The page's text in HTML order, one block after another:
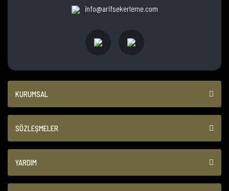
info@arifsekerleme.com
KURUMSAL
SÖZLEŞMELER
YARDIM